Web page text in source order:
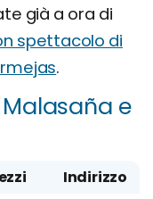
già a ora di
spettacolo di
.
e
Indirizzo